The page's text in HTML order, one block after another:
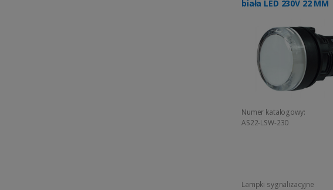
biała LED 230V 22 MM
Numer katalogowy:
AS22-LSW-230
Lampki sygnalizacyjne